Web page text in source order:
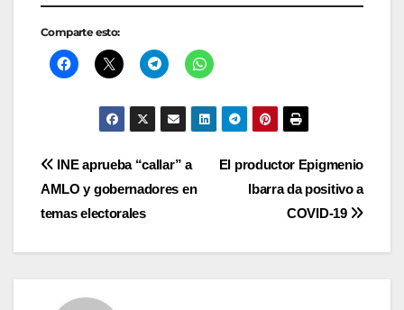
Comparte esto:
Navegación
de
entradas
El productor Epigmenio
Ibarra da positivo a
COVID-19
INE aprueba “callar” a
AMLO y gobernadores en
temas electorales